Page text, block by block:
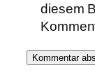
diesem